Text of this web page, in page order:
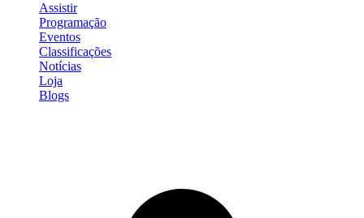
Assistir
Programação
Eventos
Classificações
Notícias
Loja
Blogs